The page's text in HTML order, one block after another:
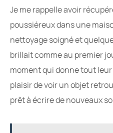
Je me rappelle avoir
poussiéreux dans une
nettoyage soigné et
brillait comme au premier
moment qui donne tout
plaisir de voir un objet
prêt à écrire de nouveaux